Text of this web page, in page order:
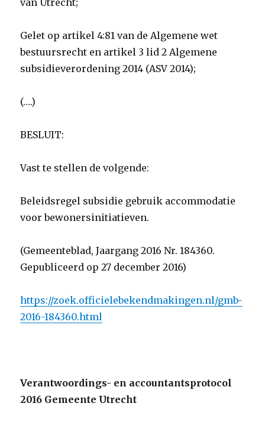
van Utrecht;
Gelet op artikel 4:81 van de Algemene wet
bestuursrecht en artikel 3 lid 2 Algemene
subsidieverordening 2014 (ASV 2014);
(….)
BESLUIT:
Vast te stellen de volgende:
Beleidsregel subsidie gebruik accommodatie
voor bewonersinitiatieven.
(Gemeenteblad, Jaargang 2016 Nr. 184360.
Gepubliceerd op 27 december 2016)
https://zoek.officielebekendmakingen.nl/gmb-
2016-184360.html
Verantwoordings- en accountantsprotocol
2016 Gemeente Utrecht